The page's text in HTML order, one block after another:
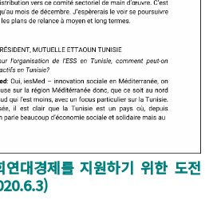
대경제를 지원하기 위한 도전